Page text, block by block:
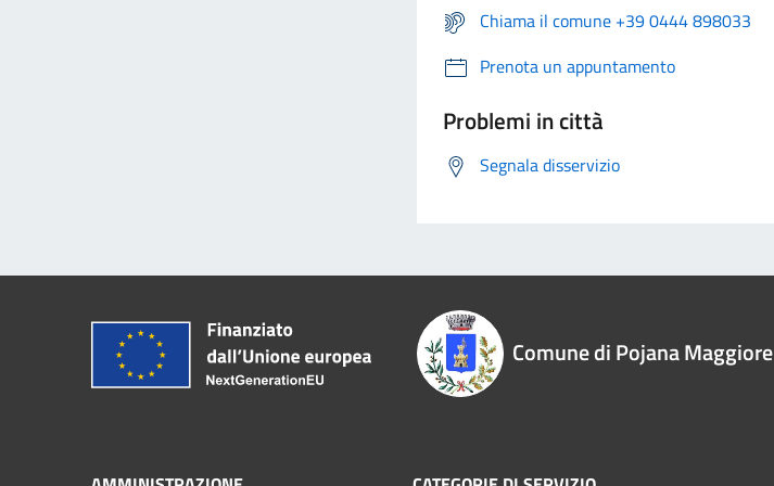
Chiama il comune +39 0444 898033
Prenota un appuntamento
Problemi in città
Segnala disservizio
Comune di Pojana Maggiore